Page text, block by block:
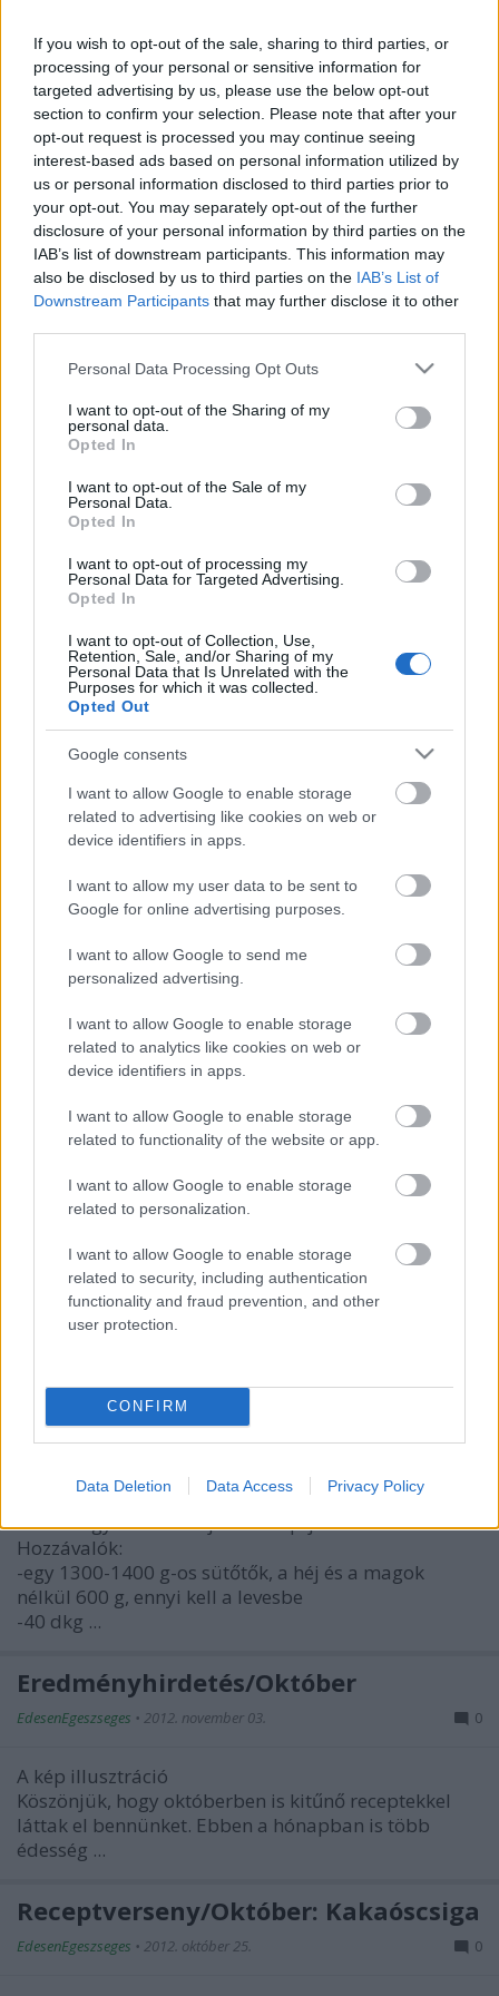
If you wish to opt-out of the sale, sharing to third parties, or
processing of your personal or sensitive information for
targeted advertising by us, please use the below opt-out
section to confirm your selection. Please note that after your
opt-out request is processed you may continue seeing
interest-based ads based on personal information utilized by
us or personal information disclosed to third parties prior to
your opt-out. You may separately opt-out of the further
disclosure of your personal information by third parties on the
IAB’s list of downstream participants. This information may
also be disclosed by us to third parties on the IAB’s List of
Downstream Participants that may further disclose it to other
Please note that this website/app uses one or more Google
not limited to your visit or usage behaviour. You may click to
grant or deny consent to Google and its third-party tags to
use your data for below specified purposes in below Google
consent section.
Personal Data Processing Opt Outs
I want to opt-out of the Sharing of my
personal data.
Opted In
I want to opt-out of the Sale of my
Personal Data.
Opted In
I want to opt-out of processing my
Personal Data for Targeted Advertising.
Opted In
I want to opt-out of Collection, Use,
Retention, Sale, and/or Sharing of my
Personal Data that Is Unrelated with the
Purposes for which it was collected.
Opted Out
Google consents
I want to allow Google to enable storage
related to advertising like cookies on web or
device identifiers in apps.
I want to allow my user data to be sent to
Google for online advertising purposes.
I want to allow Google to send me
personalized advertising.
I want to allow Google to enable storage
related to analytics like cookies on web or
device identifiers in apps.
I want to allow Google to enable storage
related to functionality of the website or app.
I want to allow Google to enable storage
related to personalization.
I want to allow Google to enable storage
related to security, including authentication
functionality and fraud prevention, and other
user protection.
CONFIRM
Data Deletion Data Access Privacy Policy
-3 nagyobbacska narancs
-25 dkg diabetikus liszt
-1-1 tk sütőpor és ...
Eredményhirdetés/November
EdesenEgeszseges •2012. december 03.
A kép illusztráció
Köszönjük, hogy novemberben is kitűnő receptekkel
láttak el bennünket. Ebben a hónapban is több
finomság ...
Receptverseny/November: Fahéjas-
gyömbéres szilva torta
EdesenEgeszseges
Kun-Tomán Viktória receptje és fotója
Hozzávalók a piskótához:
- 3 dkg teljes kiőrlésű búzaliszt (helyettesíthető sima
búzaliszttel)
Receptverseny/November: Fekete
erdő torta
EdesenEgeszseges•2012. november 16.
Gyáfrás Zsuzsi receptje és fotója
Hozzávalók a tortalaphoz:
15 dkg Nyírfacukor
1 cs. vaníliás cukor
galuska
EdesenEgeszseges•2012. november 12.
Faragó Erzsébet receptje és fotója
Hozzávalók a piskótához:
-6 tojás
-6 evőkanál Nyírfacukor
-6 evőkanál teljes kiőrlésű liszt
-pici ...
Receptverseny/November: Almás
EdesenEgeszseges•2012. november 06.
Hortobágyi Anna fotója és receptje
Hozzávalók:
-egy 1300-1400 g-os sütőtők, a héj és a magok
nélkül 600 g, ennyi kell a levesbe
-40 dkg ...
Eredményhirdetés/Október
EdesenEgeszseges • 2012. november 03. 0
A kép illusztráció
Köszönjük, hogy októberben is kitűnő receptekkel
láttak el bennünket. Ebben a hónapban is több
édesség ...
Receptverseny/Október: Kakaóscsiga
EdesenEgeszseges • 2012. október 25. 0